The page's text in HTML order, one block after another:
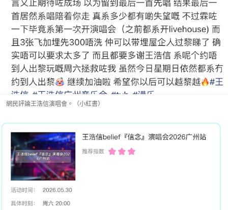
網民評論王浩信演唱會。（小紅書）